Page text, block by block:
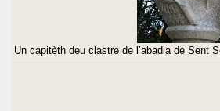
Un capitèth deu clastre de l’abadia de Sent